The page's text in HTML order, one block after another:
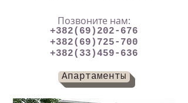
Позвоните нам:
+382(69)202-676
+382(69)725-700
+382(33)459-636
Апартаменты